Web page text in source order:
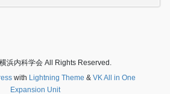
浜内科学会 All Rights Reserved.
with Lightning Theme & VK All in One
Expansion Unit